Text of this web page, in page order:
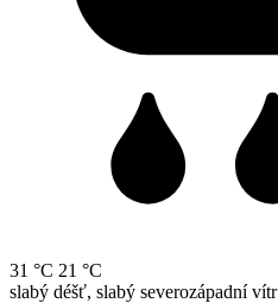
31 °C 21 °C
slabý déšť, slabý severozápadní vítr